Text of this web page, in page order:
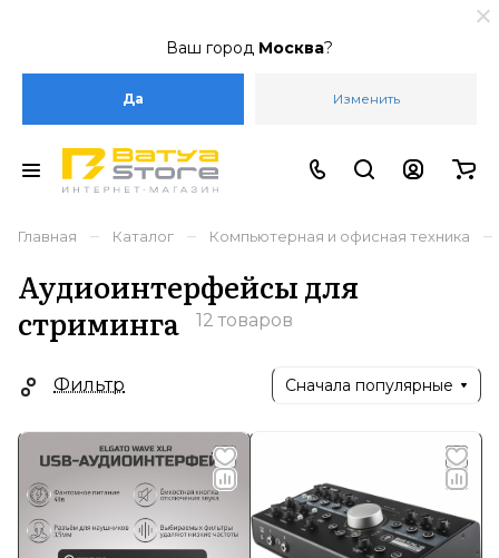
Ваш город Москва?
Да Изменить
Главная – Каталог – Компьютерная и офисная техника –
Аудиоинтерфейсы для
стриминга
12 товаров
Фильтр Сначала популярные